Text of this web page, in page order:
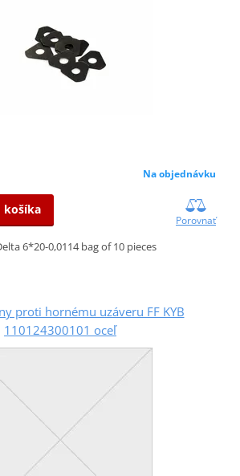
Na objednávku
košíka
Porovnať
6*20-0,0114 bag of 10 pieces
proti hornému uzáveru FF KYB
110124300101 oceľ